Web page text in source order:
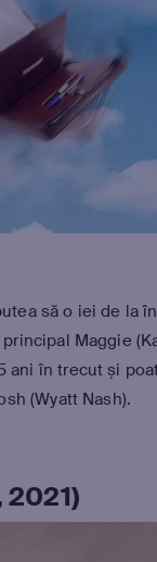
să o iei de la
Maggie
ani în trecut și
(Wyatt Nash).